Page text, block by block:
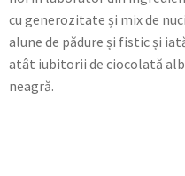
cu generozitate și mix de
alune de pădure și fistic și
atât iubitorii de ciocolată
neagră.